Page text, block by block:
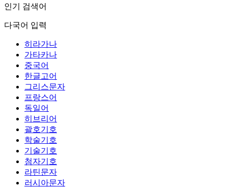
인기 검색어
다국어 입력
히라가나
가타카나
중국어
한글고어
그리스문자
프랑스어
독일어
히브리어
괄호기호
학술기호
기술기호
첨자기호
라틴문자
러시아문자